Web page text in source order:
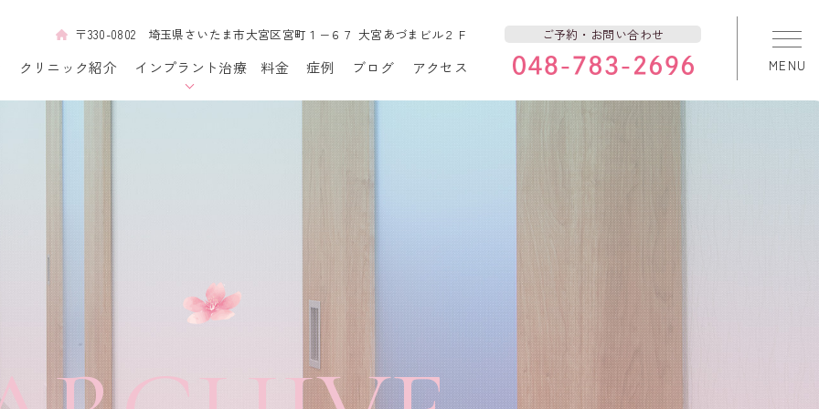
〒330-0802 埼玉県さいたま市大宮区宮町１−６７ 大宮あづまビル２Ｆ
クリニック紹介 インプラント治療 料金 症例 ブログ アクセス
ご予約・お問い合わせ